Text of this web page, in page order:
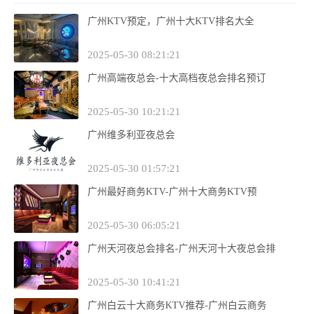
广州KTV预定，广州十大KTV排名大全
2025-05-30 08:21:21
广州高端夜总会-十大高档夜总会排名预订
2025-05-30 10:21:21
广州维多利亚夜总会
2025-05-30 01:57:21
广州最好商务KTV-广州十大商务KTV预
2025-05-30 06:05:21
广州天河夜总会排名-广州天河十大夜总会排
2025-05-30 10:41:21
广州白云十大商务KTV推荐-广州白云商务